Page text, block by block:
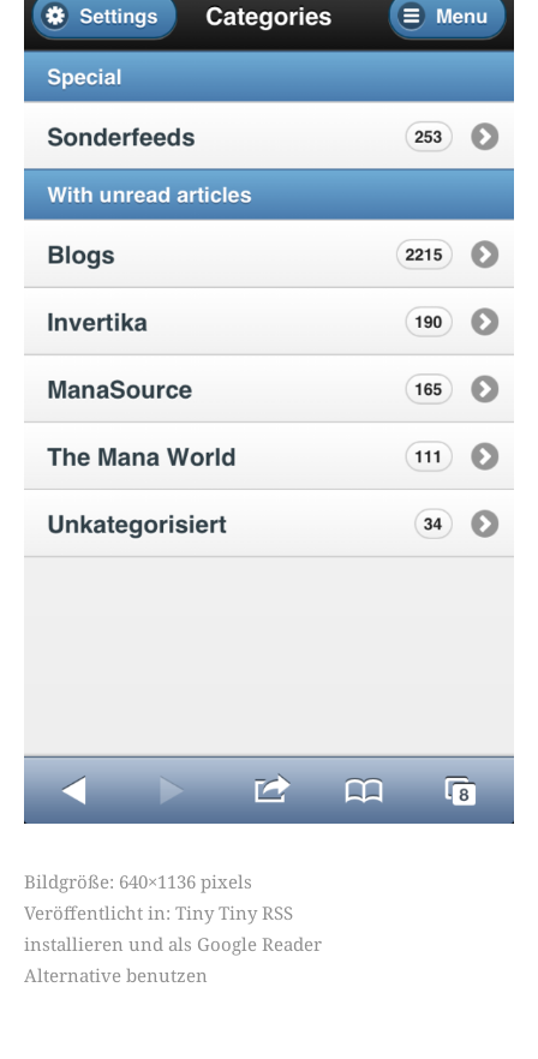
Bildgröße: 640×1136 pixels
Veröffentlicht in: Tiny Tiny RSS
installieren und als Google Reader
Alternative benutzen